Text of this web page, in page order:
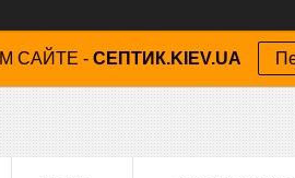
САЙТЕ - СЕПТИК.KIEV.UA